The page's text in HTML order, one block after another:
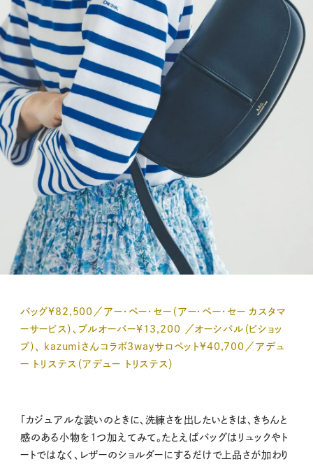
バッグ¥82,500／アー・ペー・セー（アー・ペー・セー カスタマ
ーサービス）、プルオーバー¥13,200 ／オーシバル（ビショッ
プ）、 kazumiさんコラボ3wayサロペット¥40,700／アデュ
ー トリステス（アデュー トリステス）
「カジュアルな装いのときに、洗練さを出したいときは、きちんと
感のある小物を1つ加えてみて。たとえばバッグはリュックやト
ートではなく、レザーのショルダーにするだけで上品さが加わり